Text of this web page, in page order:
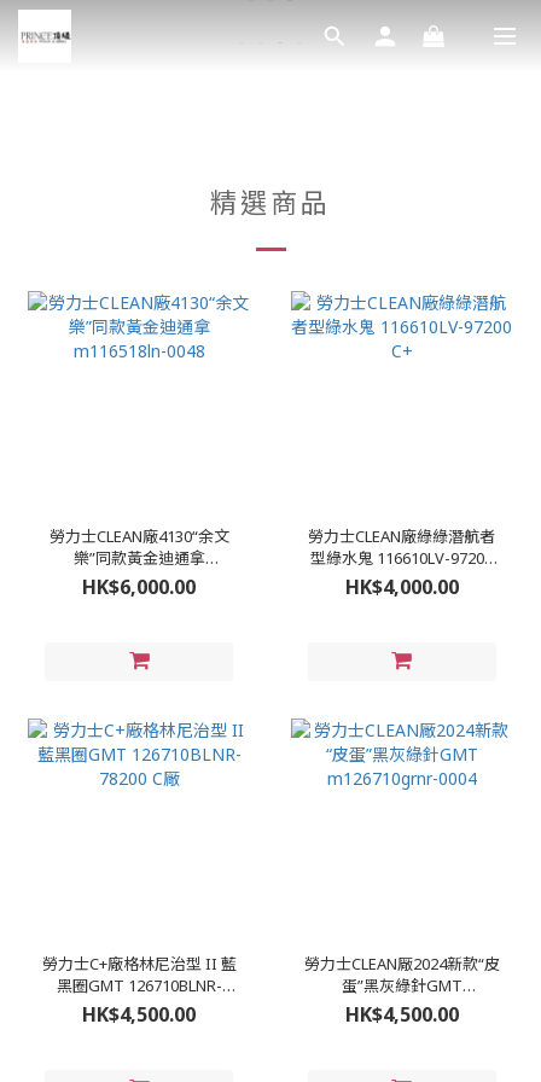
精選商品
勞力士CLEAN廠4130“余文
樂”同款黃金迪通拿
m116518ln-0048
HK$6,000.00
勞力士CLEAN廠綠綠潛航者
型綠水鬼 116610LV-97200
C+
HK$4,000.00
勞力士C+廠格林尼治型 II 藍
黑圈GMT 126710BLNR-
78200 C厰
HK$4,500.00
勞力士CLEAN厰2024新款“皮
蛋”黑灰綠針GMT
m126710grnr-0004
HK$4,500.00